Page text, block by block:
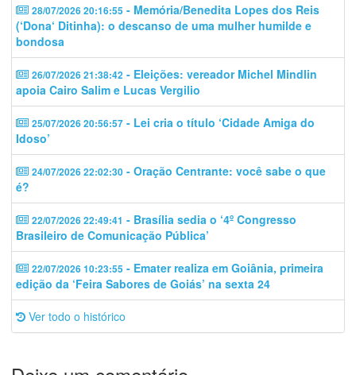
28/07/2026 20:16:55 - Memória/Benedita Lopes dos Reis
(‘Dona‘ Ditinha): o descanso de uma mulher humilde e
bondosa
26/07/2026 21:38:42 - Eleições: vereador Michel Mindlin
apoia Cairo Salim e Lucas Vergilio
25/07/2026 20:56:57 - Lei cria o título ‘Cidade Amiga do
Idoso’
24/07/2026 22:02:30 - Oração Centrante: você sabe o que
é?
22/07/2026 22:49:41 - Brasília sedia o ‘4º Congresso
Brasileiro de Comunicação Pública’
22/07/2026 10:23:55 - Emater realiza em Goiânia, primeira
edição da ‘Feira Sabores de Goiás’ na sexta 24
Ver todo o histórico